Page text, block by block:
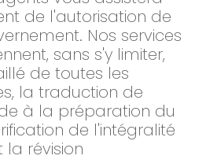
de l'autorisation de
Nos services
sans s'y limiter,
de toutes les
la traduction de
à la préparation du
de l'intégralité
révision